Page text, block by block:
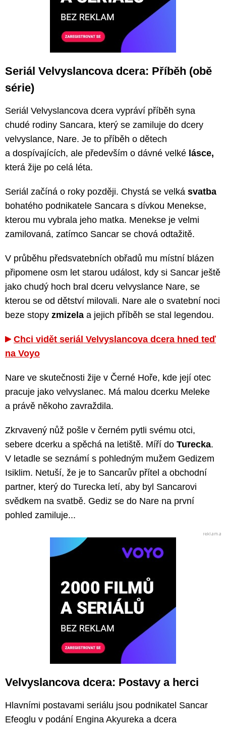
Seriál Velvyslancova dcera: Příběh (obě
série)
Seriál Velvyslancova dcera vypráví příběh syna
chudé rodiny Sancara, který se zamiluje do dcery
velvyslance, Nare. Je to příběh o dětech
a dospívajících, ale především o dávné velké lásce,
která žije po celá léta.
Seriál začíná o roky později. Chystá se velká svatba
bohatého podnikatele Sancara s dívkou Menekse,
kterou mu vybrala jeho matka. Menekse je velmi
zamilovaná, zatímco Sancar se chová odtažitě.
V průběhu předsvatebních obřadů mu místní blázen
připomene osm let starou událost, kdy si Sancar ještě
jako chudý hoch bral dceru velvyslance Nare, se
kterou se od dětství milovali. Nare ale o svatební noci
beze stopy zmizela a jejich příběh se stal legendou.
Chci vidět seriál Velvyslancova dcera hned teď
na Voyo
Nare ve skutečnosti žije v Černé Hoře, kde její otec
pracuje jako velvyslanec. Má malou dcerku Meleke
a právě někoho zavraždila.
Zkrvavený nůž pošle v černém pytli svému otci,
sebere dcerku a spěchá na letiště. Míří do Turecka.
V letadle se seznámí s pohledným mužem Gedizem
Isiklim. Netuší, že je to Sancarův přítel a obchodní
partner, který do Turecka letí, aby byl Sancarovi
svědkem na svatbě. Gediz se do Nare na první
pohled zamiluje...
Velvyslancova dcera: Postavy a herci
Hlavními postavami seriálu jsou podnikatel Sancar
Efeoglu v podání Engina Akyureka a dcera